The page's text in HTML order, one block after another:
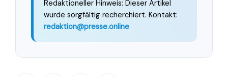
Redaktioneller Hinweis: Dieser Artikel
wurde sorgfältig recherchiert. Kontakt:
redaktion@presse.online